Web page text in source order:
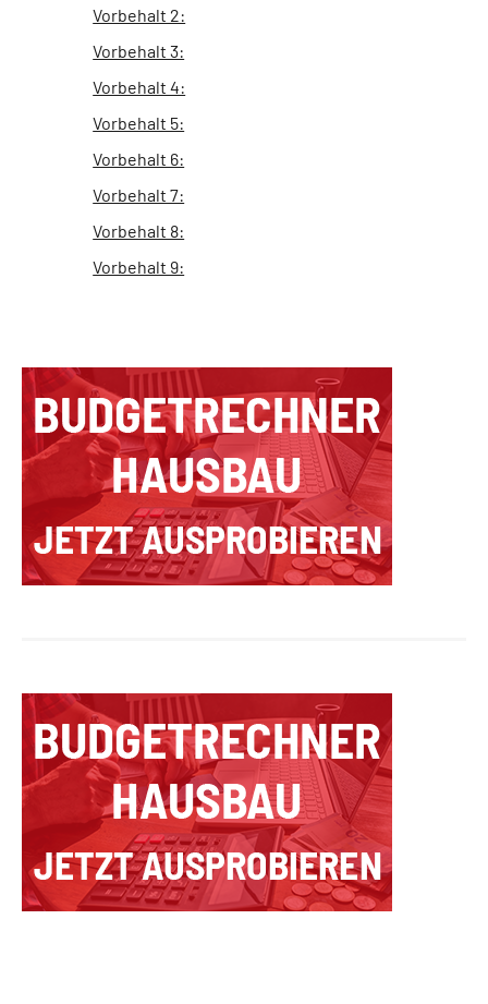
Vorbehalt 2:
Vorbehalt 3:
Vorbehalt 4:
Vorbehalt 5:
Vorbehalt 6:
Vorbehalt 7:
Vorbehalt 8:
Vorbehalt 9: